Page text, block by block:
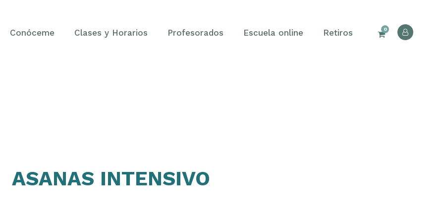
Conóceme Clases y Horarios Profesorados Escuela online Retiros 0
ASANAS INTENSIVO